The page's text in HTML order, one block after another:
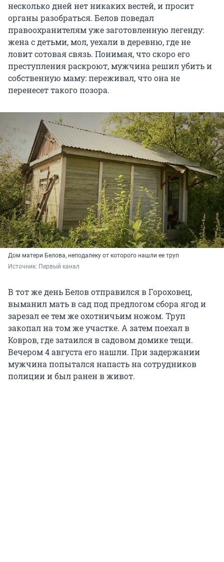
несколько дней нет никаких вестей, и просит
органы разобраться. Белов поведал
правоохранителям уже заготовленную легенду:
жена с детьми, мол, уехали в деревню, где не
ловит сотовая связь. Понимая, что скоро его
преступления раскроют, мужчина решил убить и
собственную маму: переживал, что она не
перенесет такого позора.
Дом матери Белова, неподалеку от которого нашли ее труп
Источник: Первый канал
В тот же день Белов отправился в Гороховец,
выманил мать в сад под предлогом сбора ягод и
зарезал ее тем же охотничьим ножом. Труп
закопал на том же участке. А затем поехал в
Ковров, где затаился в садовом домике тещи.
Вечером 4 августа его нашли. При задержании
мужчина попытался напасть на сотрудников
полиции и был ранен в живот.